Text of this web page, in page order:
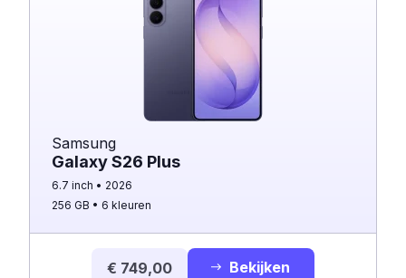
Samsung
Galaxy S26 Plus
6.7 inch
2026
256 GB
6 kleuren
€ 749,00 Bekijken